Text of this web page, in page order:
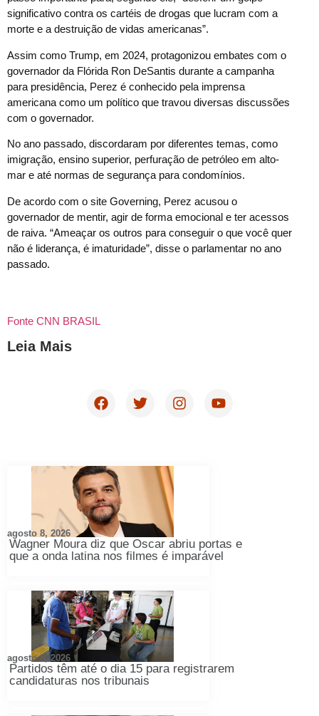
significativo contra os cartéis de drogas que lucram com a
morte e a destruição de vidas americanas”.
Assim como Trump, em 2024, protagonizou embates com o
governador da Flórida Ron DeSantis durante a campanha
para presidência, Perez é conhecido pela imprensa
americana como um político que travou diversas discussões
com o governador.
No ano passado, discordaram por diferentes temas, como
imigração, ensino superior, perfuração de petróleo em alto-
mar e até normas de segurança para condomínios.
De acordo com o site Governing, Perez acusou o
governador de mentir, agir de forma emocional e ter acessos
de raiva. “Ameaçar os outros para conseguir o que você quer
não é liderança, é imaturidade”, disse o parlamentar no ano
passado.
Fonte CNN BRASIL
Leia Mais
Wagner Moura diz que Oscar abriu portas e
que a onda latina nos filmes é imparável
agosto 8, 2026
Partidos têm até o dia 15 para registrarem
candidaturas nos tribunais
agosto 8, 2026